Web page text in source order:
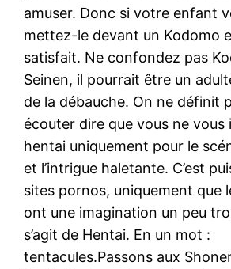
amuser. Donc si votre enfant
mettez-le devant un Kodomo
satisfait. Ne confondez pas
Seinen, il pourrait être un
de la débauche. On ne définit
écouter dire que vous ne vous
hentai uniquement pour le
et l’intrigue haletante. C’est
sites pornos, uniquement que
ont une imagination un peu
s’agit de Hentai. En un mot :
tentacules.Passons aux